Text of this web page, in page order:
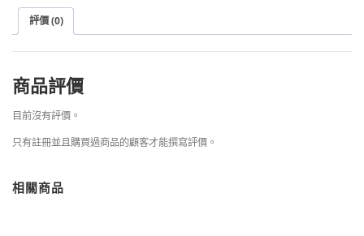
評價 (0)
商品評價
目前沒有評價。
只有註冊並且購買過商品的顧客才能撰寫評價。
相關商品